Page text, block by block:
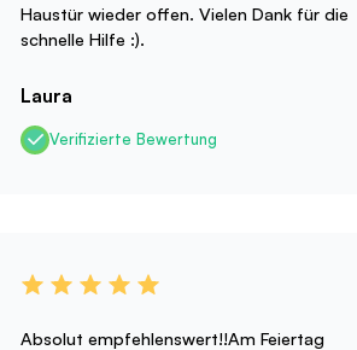
Haustür wieder offen. Vielen Dank für die
schnelle Hilfe :).
Laura
Verifizierte Bewertung
Absolut empfehlenswert!!Am Feiertag